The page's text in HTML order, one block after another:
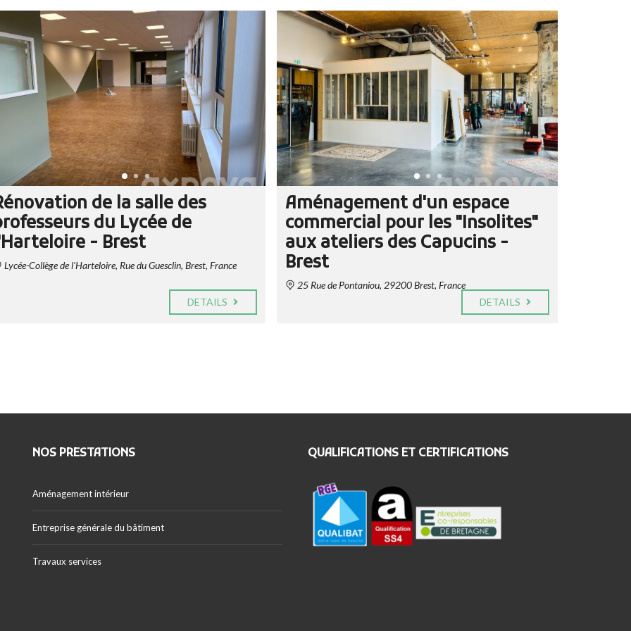
de la salle des
du Lycée de
- Brest
Lycée-Collège de l'Harteloire, Rue du Guesclin, Brest, France
DETAILS
Aménagement d'un espace
commercial pour les "Insolites"
aux ateliers des Capucins -
Brest
25 Rue de Pontaniou, 29200 Brest, France
DETAILS
NOS PRESTATIONS
Aménagement intérieur
Entreprise générale du bâtiment
Travaux services
QUALIFICATIONS ET CERTIFICATIONS